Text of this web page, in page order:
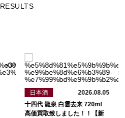
RESULTS
日本酒
2026.08.05
十四代 龍泉​ 白雲去来 720ml
高価買取致しました！！【新